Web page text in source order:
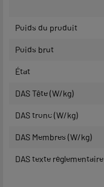
Poids du produit
Poids brut
État
DAS Tête (W/kg)
DAS tronc (W/kg)
DAS Membres (W/kg)
DAS texte réglementaire